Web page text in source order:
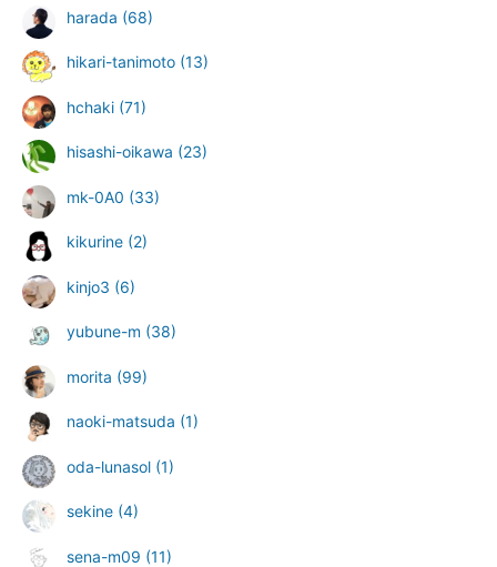
harada (68)
hikari-tanimoto (13)
hchaki (71)
hisashi-oikawa (23)
mk-0A0 (33)
kikurine (2)
kinjo3 (6)
yubune-m (38)
morita (99)
naoki-matsuda (1)
oda-lunasol (1)
sekine (4)
sena-m09 (11)